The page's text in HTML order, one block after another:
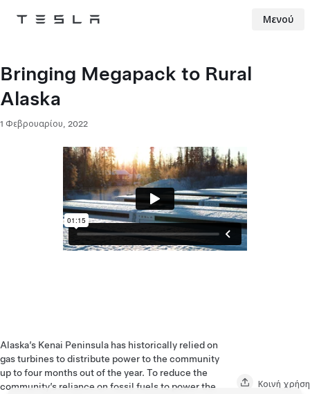
Tesla Μενού
Bringing Megapack to Rural
Alaska
1 Φεβρουαρίου, 2022
Alaska’s Kenai Peninsula has historically relied on
gas turbines to distribute power to the community
up to four months out of the year. To reduce the
community’s reliance on fossil fuels to power the
Κοινή χρήση